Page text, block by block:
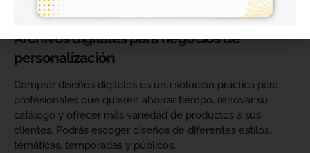
proveedor habitual de impresión.
Archivos digitales para negocios de
personalización
Comprar diseños digitales es una solución práctica para
profesionales que quieren ahorrar tiempo, renovar su
catálogo y ofrecer más variedad de productos a sus
clientes. Podrás escoger diseños de diferentes estilos,
temáticas, temporadas y públicos.